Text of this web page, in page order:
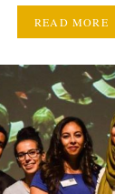
READ MORE